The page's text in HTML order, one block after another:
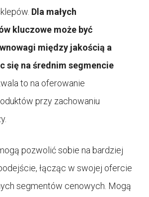
Dla małych
kluczowe może być
między jakością a
się na średnim segmencie
to na oferowanie
przy zachowaniu
pozwolić sobie na bardziej
łącząc w swojej ofercie
segmentów cenowych. Mogą